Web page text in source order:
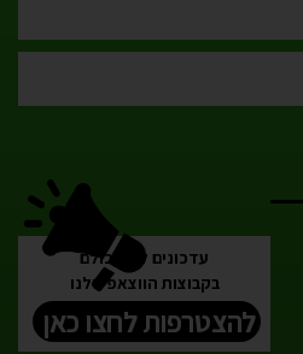
עדכונים לפני כולם
בקבוצות הווצאפ שלנו
להצטרפות לחצו כאן